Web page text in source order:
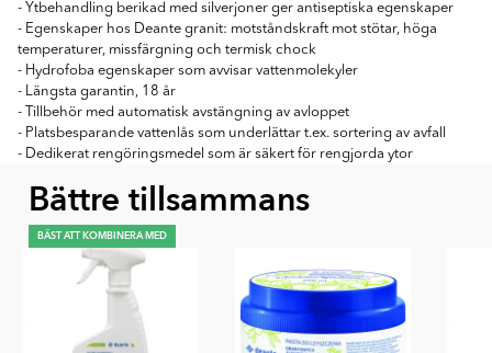
- Ytbehandling berikad med silverjoner ger antiseptiska egenskaper
- Egenskaper hos Deante granit: motståndskraft mot stötar, höga
temperaturer, missfärgning och termisk chock
- Hydrofoba egenskaper som avvisar vattenmolekyler
- Längsta garantin, 18 år
- Tillbehör med automatisk avstängning av avloppet
- Platsbesparande vattenlås som underlättar t.ex. sortering av avfall
- Dedikerat rengöringsmedel som är säkert för rengjorda ytor
Bättre tillsammans
BÄST ATT KOMBINERA MED